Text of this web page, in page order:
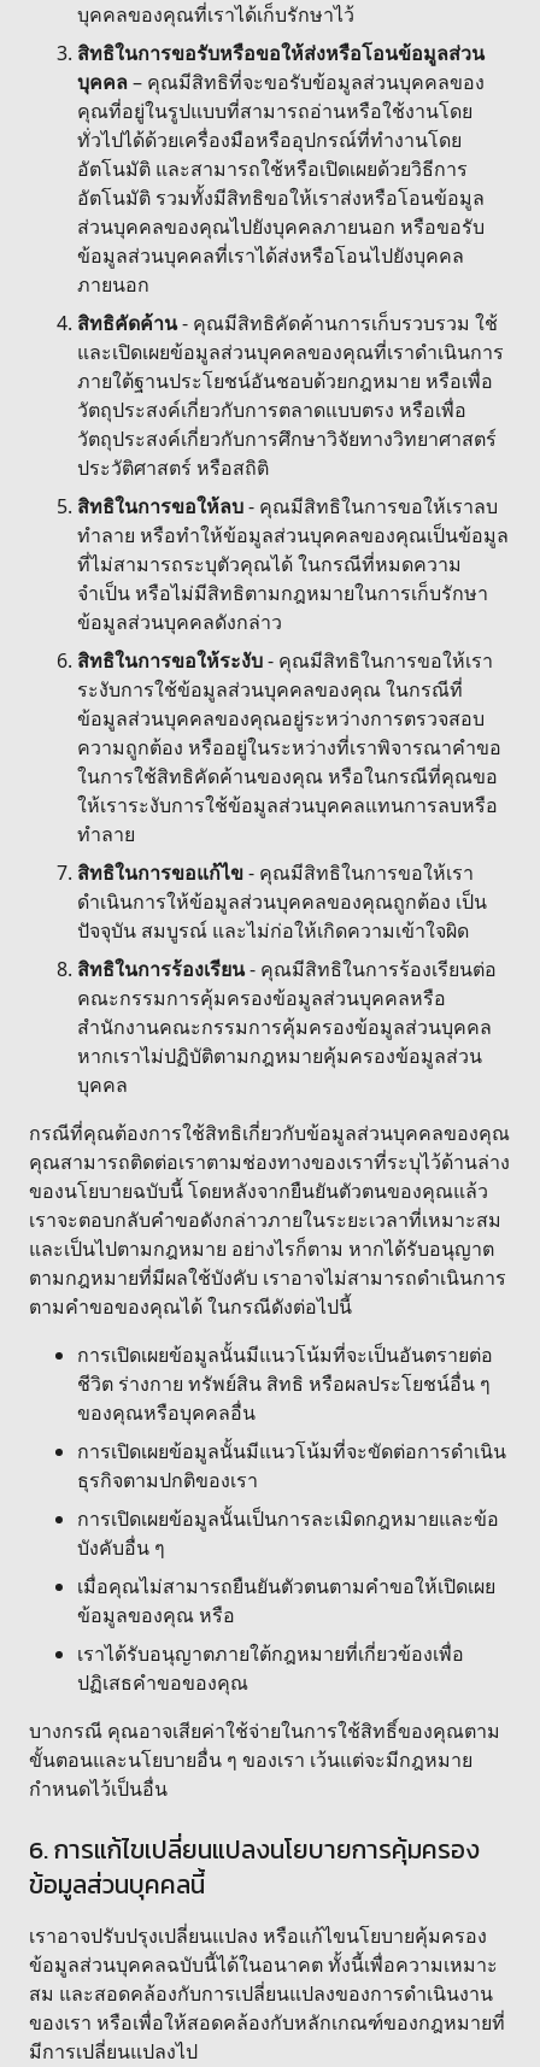
บุคคลของคุณที่เราได้เก็บรักษาไว้
สิทธิในการขอรับหรือขอให้ส่งหรือโอนข้อมูลส่วน
บุคคล– คุณมีสิทธิที่จะขอรับข้อมูลส่วนบุคคลของ
คุณที่อยู่ในรูปแบบที่สามารถอ่านหรือใช้งานโดย
ทั่วไปได้ด้วยเครื่องมือหรืออุปกรณ์ที่ทำงานโดย
อัตโนมัติ และสามารถใช้หรือเปิดเผยด้วยวิธีการ
อัตโนมัติ รวมทั้งมีสิทธิขอให้เราส่งหรือโอนข้อมูล
ส่วนบุคคลของคุณไปยังบุคคลภายนอก หรือขอรับ
ข้อมูลส่วนบุคคลที่เราได้ส่งหรือโอนไปยังบุคคล
ภายนอก
สิทธิคัดค้าน- คุณมีสิทธิคัดค้านการเก็บรวบรวม ใช้
และเปิดเผยข้อมูลส่วนบุคคลของคุณที่เราดำเนินการ
ภายใต้ฐานประโยชน์อันชอบด้วยกฎหมาย หรือเพื่อ
วัตถุประสงค์เกี่ยวกับการตลาดแบบตรง หรือเพื่อ
วัตถุประสงค์เกี่ยวกับการศึกษาวิจัยทางวิทยาศาสตร์
ประวัติศาสตร์ หรือสถิติ
สิทธิในการขอให้ลบ- คุณมีสิทธิในการขอให้เราลบ
ทำลาย หรือทำให้ข้อมูลส่วนบุคคลของคุณเป็นข้อมูล
ที่ไม่สามารถระบุตัวคุณได้ ในกรณีที่หมดความ
จำเป็น หรือไม่มีสิทธิตามกฎหมายในการเก็บรักษา
ข้อมูลส่วนบุคคลดังกล่าว
สิทธิในการขอให้ระงับ- คุณมีสิทธิในการขอให้เรา
ระงับการใช้ข้อมูลส่วนบุคคลของคุณ ในกรณีที่
ข้อมูลส่วนบุคคลของคุณอยู่ระหว่างการตรวจสอบ
ความถูกต้อง หรืออยู่ในระหว่างที่เราพิจารณาคำขอ
ในการใช้สิทธิคัดค้านของคุณ หรือในกรณีที่คุณขอ
ให้เราระงับการใช้ข้อมูลส่วนบุคคลแทนการลบหรือ
ทำลาย
สิทธิในการขอแก้ไข- คุณมีสิทธิในการขอให้เรา
ดำเนินการให้ข้อมูลส่วนบุคคลของคุณถูกต้อง เป็น
ปัจจุบัน สมบูรณ์ และไม่ก่อให้เกิดความเข้าใจผิด
สิทธิในการร้องเรียน- คุณมีสิทธิในการร้องเรียนต่อ
คณะกรรมการคุ้มครองข้อมูลส่วนบุคคลหรือ
สำนักงานคณะกรรมการคุ้มครองข้อมูลส่วนบุคคล
หากเราไม่ปฏิบัติตามกฎหมายคุ้มครองข้อมูลส่วน
บุคคล
กรณีที่คุณต้องการใช้สิทธิเกี่ยวกับข้อมูลส่วนบุคคลของคุณ
คุณสามารถติดต่อเราตามช่องทางของเราที่ระบุไว้ด้านล่าง
ของนโยบายฉบับนี้ โดยหลังจากยืนยันตัวตนของคุณแล้ว
เราจะตอบกลับคำขอดังกล่าวภายในระยะเวลาที่เหมาะสม
และเป็นไปตามกฎหมาย อย่างไรก็ตาม หากได้รับอนุญาต
ตามกฎหมายที่มีผลใช้บังคับ เราอาจไม่สามารถดำเนินการ
ตามคำขอของคุณได้ ในกรณีดังต่อไปนี้
การเปิดเผยข้อมูลนั้นมีแนวโน้มที่จะเป็นอันตรายต่อ
ชีวิต ร่างกาย ทรัพย์สิน สิทธิ หรือผลประโยชน์อื่น ๆ
ของคุณหรือบุคคลอื่น
การเปิดเผยข้อมูลนั้นมีแนวโน้มที่จะขัดต่อการดำเนิน
ธุรกิจตามปกติของเรา
การเปิดเผยข้อมูลนั้นเป็นการละเมิดกฎหมายและข้อ
บังคับอื่น ๆ
เมื่อคุณไม่สามารถยืนยันตัวตนตามคำขอให้เปิดเผย
ข้อมูลของคุณ หรือ
เราได้รับอนุญาตภายใต้กฎหมายที่เกี่ยวข้องเพื่อ
ปฏิเสธคำขอของคุณ
บางกรณี คุณอาจเสียค่าใช้จ่ายในการใช้สิทธิ์ของคุณตาม
ขั้นตอนและนโยบายอื่น ๆ ของเรา เว้นแต่จะมีกฎหมาย
กำหนดไว้เป็นอื่น
6. การแก้ไขเปลี่ยนแปลงนโยบายการคุ้มครอง
ข้อมูลส่วนบุคคลนี้
เราอาจปรับปรุงเปลี่ยนแปลง หรือแก้ไขนโยบายคุ้มครอง
ข้อมูลส่วนบุคคลฉบับนี้ได้ในอนาคต ทั้งนี้เพื่อความเหมาะ
สม และสอดคล้องกับการเปลี่ยนแปลงของการดำเนินงาน
ของเรา หรือเพื่อให้สอดคล้องกับหลักเกณฑ์ของกฎหมายที่
มีการเปลี่ยนแปลงไป